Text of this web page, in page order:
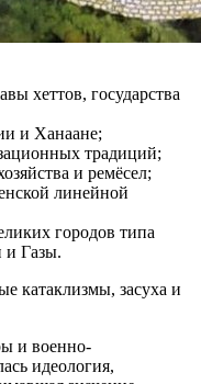
хеттов, государства
и Ханаане;
традиций;
и ремёсел;
линейной
городов типа
и Газы.
катаклизмы, засуха и
и военно-
идеология,